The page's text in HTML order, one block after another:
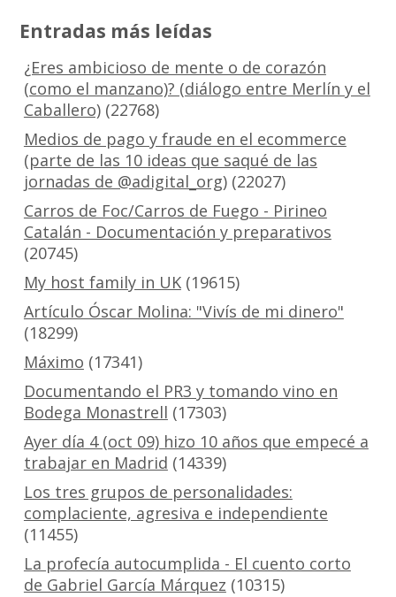
Entradas más leídas
¿Eres ambicioso de mente o de corazón
(como el manzano)? (diálogo entre Merlín y el
Caballero)(22768)
Medios de pago y fraude en el ecommerce
(parte de las 10 ideas que saqué de las
jornadas de @adigital_org)(22027)
Carros de Foc/Carros de Fuego - Pirineo
Catalán - Documentación y preparativos
(20745)
My host family in UK(19615)
Artículo Óscar Molina: "Vivís de mi dinero"
(18299)
Máximo (17341)
Documentando el PR3 y tomando vino en
Bodega Monastrell (17303)
Ayer día 4 (oct 09) hizo 10 años que empecé a
trabajar en Madrid (14339)
Los tres grupos de personalidades:
complaciente, agresiva e independiente
(11455)
La profecía autocumplida - El cuento corto
de Gabriel García Márquez (10315)